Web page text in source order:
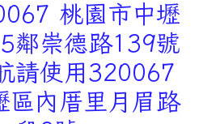
桃園市中壢
鄰崇德路139號
請使用320067
區內厝里月眉路